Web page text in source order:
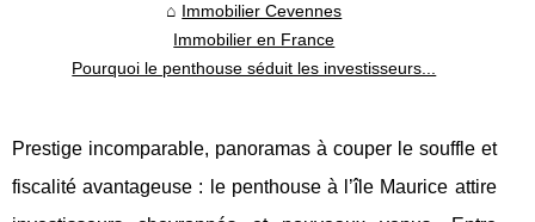
Immobilier Cevennes
Immobilier en France
Pourquoi le penthouse séduit les investisseurs...
Prestige incomparable, panoramas à couper le souffle et
fiscalité avantageuse : le penthouse à l’île Maurice attire